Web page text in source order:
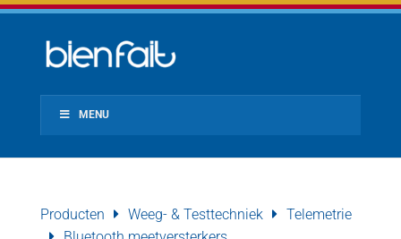
MENU
Producten Weeg- & Testtechniek
Telemetrie